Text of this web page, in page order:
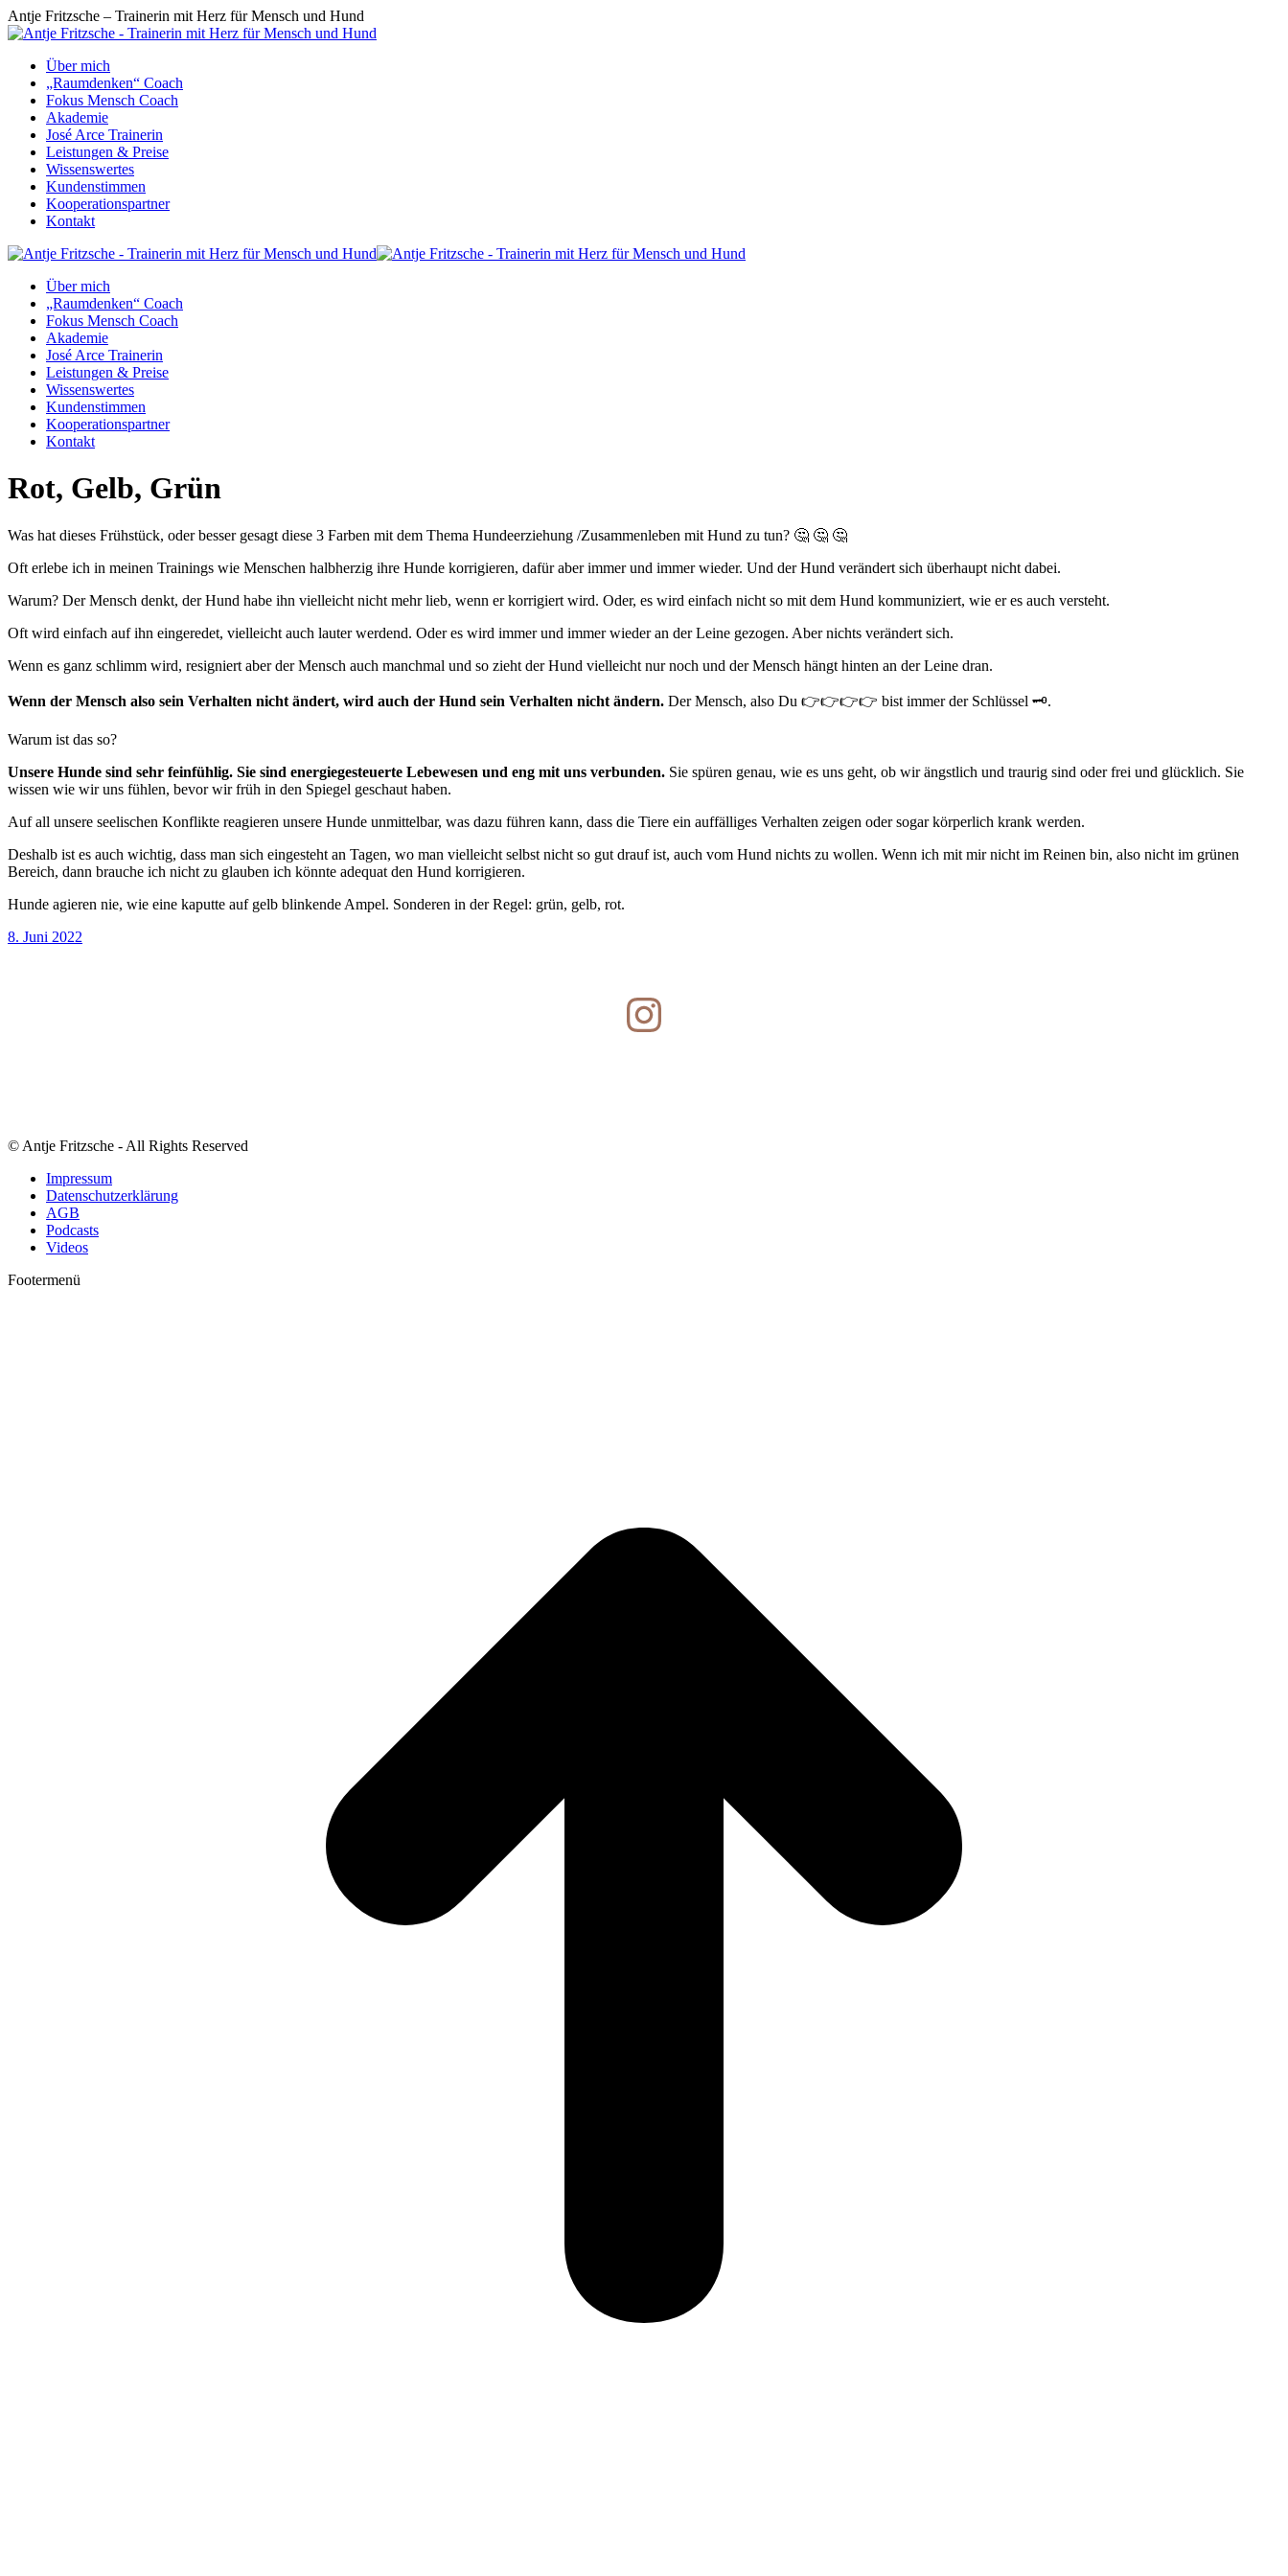
Zum
Inhalt
Antje Fritzsche – Trainerin mit Herz für Mensch und Hund
Über mich
„Raumdenken“ Coach
Fokus Mensch Coach
Akademie
José Arce Trainerin
Leistungen & Preise
Wissenswertes
Kundenstimmen
Kooperationspartner
Kontakt
Über mich
„Raumdenken“ Coach
Fokus Mensch Coach
Akademie
José Arce Trainerin
Leistungen & Preise
Wissenswertes
Kundenstimmen
Kooperationspartner
Kontakt
Rot, Gelb, Grün
Was hat dieses Frühstück, oder besser gesagt diese 3 Farben mit dem Thema Hundeerziehung /Zusammenleben mit Hund zu tun? 🤔 🤔 🤔
Oft erlebe ich in meinen Trainings wie Menschen halbherzig ihre Hunde korrigieren, dafür aber immer und immer wieder. Und der Hund verändert sich überhaupt nicht dabei.
Warum? Der Mensch denkt, der Hund habe ihn vielleicht nicht mehr lieb, wenn er korrigiert wird. Oder, es wird einfach nicht so mit dem Hund kommuniziert, wie er es auch versteht.
Oft wird einfach auf ihn eingeredet, vielleicht auch lauter werdend. Oder es wird immer und immer wieder an der Leine gezogen. Aber nichts verändert sich.
Wenn es ganz schlimm wird, resigniert aber der Mensch auch manchmal und so zieht der Hund vielleicht nur noch und der Mensch hängt hinten an der Leine dran.
Wenn der Mensch also sein Verhalten nicht ändert, wird auch der Hund sein Verhalten nicht ändern. Der Mensch, also Du 👉👉👉👉 bist immer der Schlüssel 🗝.
Warum ist das so?
Unsere Hunde sind sehr feinfühlig. Sie sind energiegesteuerte Lebewesen und eng mit uns verbunden. Sie spüren genau, wie es uns geht, ob wir ängstlich und traurig sind oder frei und glücklich. Sie
wissen wie wir uns fühlen, bevor wir früh in den Spiegel geschaut haben.
Auf all unsere seelischen Konflikte reagieren unsere Hunde unmittelbar, was dazu führen kann, dass die Tiere ein auffälliges Verhalten zeigen oder sogar körperlich krank werden.
Deshalb ist es auch wichtig, dass man sich eingesteht an Tagen, wo man vielleicht selbst nicht so gut drauf ist, auch vom Hund nichts zu wollen. Wenn ich mit mir nicht im Reinen bin, also nicht im grünen
Bereich, dann brauche ich nicht zu glauben ich könnte adequat den Hund korrigieren.
Hunde agieren nie, wie eine kaputte auf gelb blinkende Ampel. Sonderen in der Regel: grün, gelb, rot.
8. Juni 2022
Instagram
© Antje Fritzsche - All Rights Reserved
Impressum
Datenschutzerklärung
AGB
Podcasts
Videos
Footermenü